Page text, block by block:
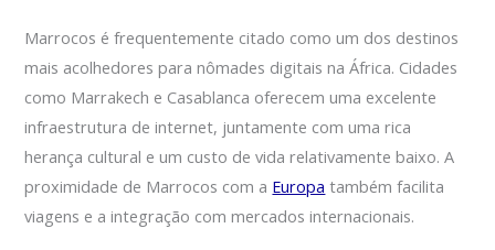
Marrocos é frequentemente citado como um dos destinos
mais acolhedores para nômades digitais na África. Cidades
como Marrakech e Casablanca oferecem uma excelente
infraestrutura de internet, juntamente com uma rica
herança cultural e um custo de vida relativamente baixo. A
proximidade de Marrocos com a Europa também facilita
viagens e a integração com mercados internacionais.